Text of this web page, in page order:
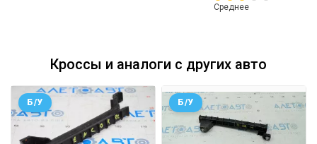
Среднее
Кроссы и аналоги с других авто
Б/У Б/У